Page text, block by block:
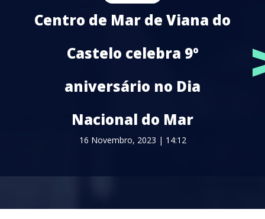
Centro de Mar de Viana do
Castelo celebra 9º
aniversário no Dia
Nacional do Mar
16 Novembro, 2023 | 14:12